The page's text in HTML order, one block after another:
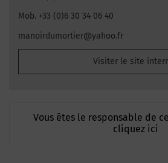
Mob. +33 (0)6 30 34 06 40
manoirdumortier@yahoo.fr
Visiter le site
Vous êtes le responsable de
cliquez ici